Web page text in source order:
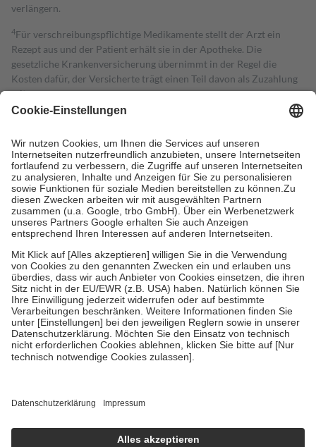
verlängern.
4Für verschreibungspflichtige Medikamente stellt der Arzt ein
Rezept aus und der Patient erhält sie in der Apotheke. Die
gesetzliche Krankenversicherung übernimmt in der Regel die
Kosten dafür, der Versicherte trägt einen Teil davon als Zuzahlung
mit.
Grundsätzlich leisten Mitglieder Zuzahlungen in Höhe von zehn
höchstens zehn Euro.
Es sind jedoch nie mehr als die tatsächlichen
Kosten der Leistung zu entrichten.
Diese Regeln gelten grundsätzlich auch für Online-Apotheken.
Bei Heilmitteln und häuslicher Krankenpflege beträgt die
Zuzahlung zehn Prozent der Kosten sowie zehn Euro je
Verordnung.
Um das Engagement der Versicherten für ihre eigene Gesundheit zu
stärken und die besondere Stellung der Familie zu unterstützen,
fallenkeine Zuzahlungenan bei:
• Kindern und Jugendlichen bis zum vollendeten 18. Lebensjahr
mit Ausnahme der Fahrkosten
• Untersuchungen zur Vorsorge und Früherkennung, die von der
GKV getragen werden
• empfohlenen Schutzimpfungen
• Harn- und Blutteststreifen
getroffen, um sicherzustellen, dass es sich um echte Bewertungen
https://help.etrusted.com/hc/de/articles/4419944605341